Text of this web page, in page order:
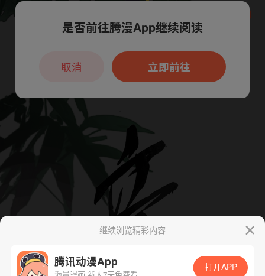
继续浏览精彩内容
腾讯动漫App 打开APP
本章节仅支持App阅读，可打开App新用
户7天免费看
是否前往腾漫App继续阅读
立即前往
取消